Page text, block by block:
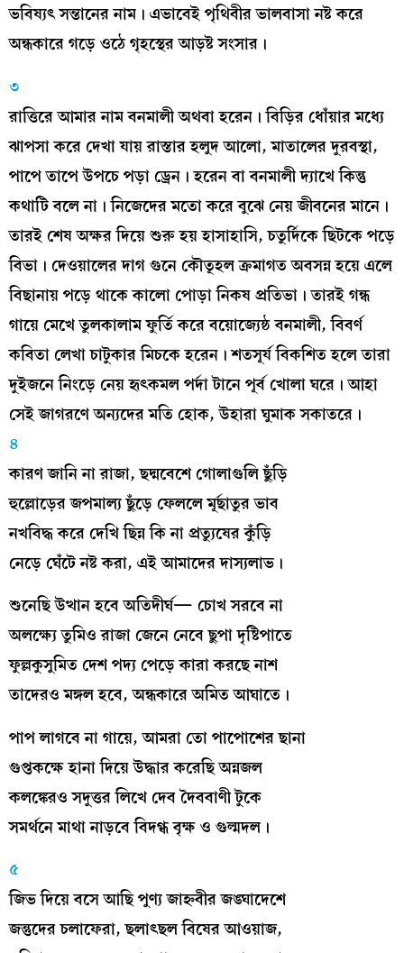
ভবিষ্যৎ সন্তানের নাম। এভাবেই পৃথিবীর ভালবাসা নষ্ট করে
অন্ধকারে গড়ে ওঠে গৃহস্থের আড়ষ্ট সংসার।
৩
রাত্তিরে আমার নাম বনমালী অথবা হরেন। বিড়ির ধোঁয়ার মধ্যে
ঝাপসা করে দেখা যায় রাস্তার হলুদ আলো, মাতালের দুরবস্থা,
পাপে তাপে উপচে পড়া ড্রেন। হরেন বা বনমালী দ্যাখে কিন্তু
কথাটি বলে না। নিজেদের মতো করে বুঝে নেয় জীবনের মানে।
তারই শেষ অক্ষর দিয়ে শুরু হয় হাসাহাসি, চতুর্দিকে ছিটকে পড়ে
বিভা। দেওয়ালের দাগ গুনে কৌতূহল ক্রমাগত অবসন্ন হয়ে এলে
বিছানায় পড়ে থাকে কালো পোড়া নিকষ প্রতিভা। তারই গন্ধ
গায়ে মেখে তুলকালাম ফুর্তি করে বয়োজ্যেষ্ঠ বনমালী, বিবর্ণ
কবিতা লেখা চাটুকার মিচকে হরেন। শতসূর্য বিকশিত হলে তারা
দুইজনে নিংড়ে নেয় হৃৎকমল পর্দা টানে পূর্ব খোলা ঘরে। আহা
সেই জাগরণে অন্যদের মতি হোক, উহারা ঘুমাক সকাতরে।
৪
কারণ জানি না রাজা, ছদ্মবেশে গোলাগুলি ছুঁড়ি
হুল্লোড়ের জপমাল্য ছুঁড়ে ফেললে মূর্ছাতুর ভাব
নখবিদ্ধ করে দেখি ছিন্ন কি না প্রত্যুষের কুঁড়ি
নেড়ে ঘেঁটে নষ্ট করা, এই আমাদের দাস্যলাভ।
শুনেছি উত্থান হবে অতিদীর্ঘ— চোখ সরবে না
অলক্ষ্যে তুমিও রাজা জেনে নেবে ছুপা দৃষ্টিপাতে
ফুল্লকুসুমিত দেশ পদ্য পেড়ে কারা করছে নাশ
তাদেরও মঙ্গল হবে, অন্ধকারে অমিত আঘাতে।
পাপ লাগবে না গায়ে, আমরা তো পাপোশের ছানা
গুপ্তকক্ষে হানা দিয়ে উদ্ধার করেছি অন্নজল
কলঙ্কেরও সদুত্তর লিখে দেব দৈববাণী টুকে
সমর্থনে মাথা নাড়বে বিদগ্ধ বৃক্ষ ও গুল্মদল।
৫
জিভ দিয়ে বসে আছি পুণ্য জাহ্নবীর জঙ্ঘাদেশে
জন্তুদের চলাফেরা, ছলাৎছল বিষের আওয়াজ,